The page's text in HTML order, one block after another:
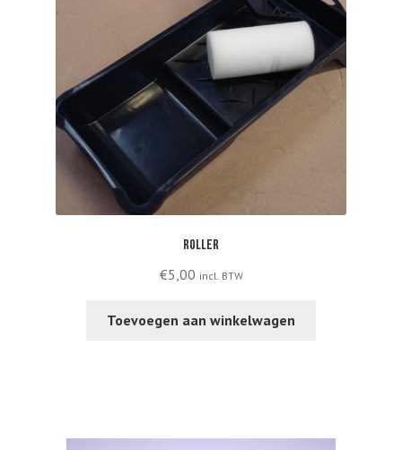
Roller
€5,00 incl. BTW
Toevoegen aan winkelwagen